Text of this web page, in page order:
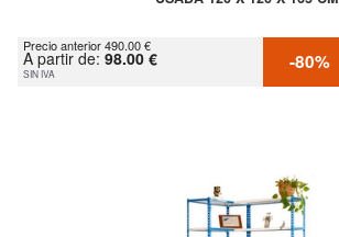
Precio anterior 490.00 €
A partir de: 98.00 €
SIN IVA -80%